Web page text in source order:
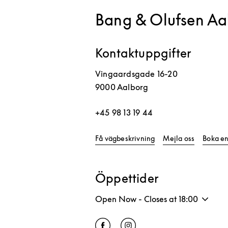
Bang & Olufsen
Kontaktuppgifter
Vingaardsgade 16-20
9000Aalborg
+45 98 13 19 44
Få vägbeskrivningLink Opens in New Tab
Mejla oss Boka
Öppettider
Open Now - Closes at 18:00
Click to open Facebook
Link Opens in New Tab
Click to open Instagram
Link Opens in New Tab